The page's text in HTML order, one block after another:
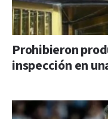
Prohibieron
inspección en